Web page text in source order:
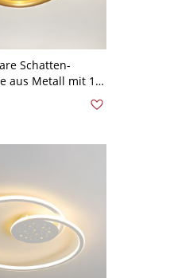
Schatten-
aus Metall mit 1
- 110V-120V